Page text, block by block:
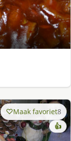
Maak favoriet8
👍